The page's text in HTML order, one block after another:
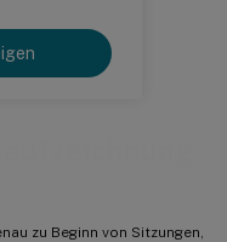
zu Beginn von Sitzungen,